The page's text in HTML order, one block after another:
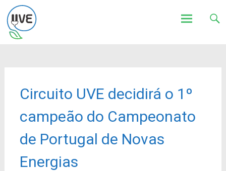
Circuito UVE decidirá o 1º
campeão do Campeonato
de Portugal de Novas
Energias